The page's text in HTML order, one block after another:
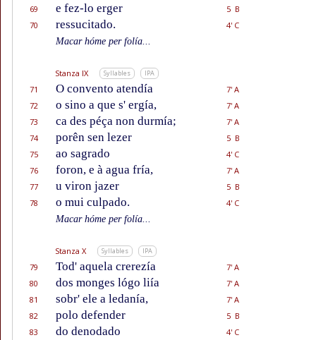
69
e fez-lo erger
5 B
70
ressucitado.
4' C
Macar hóme per folía...
Stanza IX Syllables IPA
71 O convento atendía
7' A
72
o sino a que s' ergía,
7' A
73
ca des péça non durmía;
7' A
74
porên sen lezer
5 B
75
ao sagrado
4' C
76
foron, e à agua fría,
7' A
77
u viron jazer
5 B
78
o mui culpado.
4' C
Macar hóme per folía...
Stanza X Syllables IPA
79 Tod' aquela crerezía
7' A
80
dos monges lógo liía
7' A
81
sobr' ele a ledanía,
7' A
82
polo defender
5 B
83
do denodado
4' C